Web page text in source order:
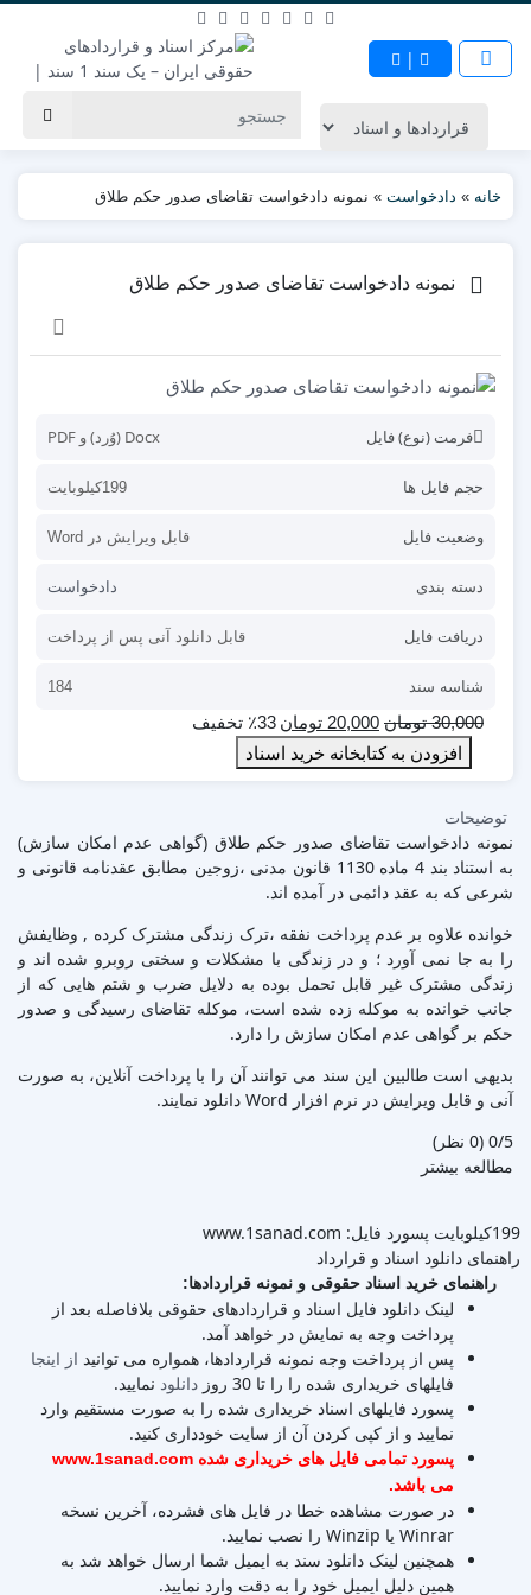
|
خانه » دادخواست » نمونه دادخواست تقاضای صدور حکم طلاق
نمونه دادخواست تقاضای صدور حکم طلاق
فرمت (نوع) فایل Docx (وُرد) و PDF
حجم فایل ها 199کیلوبایت
وضعیت فایل قابل ویرایش در Word
دسته بندی دادخواست
دریافت فایل قابل دانلود آنی پس از پرداخت
شناسه سند 184
30,000 تومان 20,000 تومان ٪33 تخفیف
افزودن به کتابخانه خرید اسناد
توضیحات
نمونه دادخواست تقاضای صدور حکم طلاق (گواهی عدم امکان سازش)
به استناد بند 4 ماده 1130 قانون مدنی ،زوجین مطابق عقدنامه قانونی و
شرعی که به عقد دائمی در آمده اند.
خوانده علاوه بر عدم پرداخت نفقه ،ترک زندگی مشترک کرده , وظایفش
را به جا نمی آورد ؛ و در زندگی با مشکلات و سختی روبرو شده اند و
زندگی مشترک غیر قابل تحمل بوده به دلایل ضرب و شتم هایی که از
جانب خوانده به موکله زده شده است، موکله تقاضای رسیدگی و صدور
حکم بر گواهی عدم امکان سازش را دارد.
بدیهی است طالبین این سند می توانند آن را با پرداخت آنلاین، به صورت
آنی و قابل ویرایش در نرم افزار Word دانلود نمایند.
‫0/5 ‫(0 نظر)
مطالعه بیشتر
199کیلوبایت
پسورد فایل: www.1sanad.com
راهنمای دانلود اسناد و قرارداد
راهنمای خرید اسناد حقوقی و نمونه قراردادها:
لینک دانلود فایل اسناد و قراردادهای حقوقی بلافاصله بعد از
پرداخت وجه به نمایش در خواهد آمد.
پس از پرداخت وجه نمونه قراردادها، همواره می توانید از اینجا
فایلهای خریداری شده را را تا 30 روز
دانلود نمایید.
پسورد فایلهای اسناد خریداری شده را به صورت مستقیم وارد
نمایید و از کپی کردن آن از سایت خودداری کنید.
پسورد تمامی فایل های خریداری شده www.1sanad.com
می باشد.
در صورت مشاهده خطا در فایل های فشرده، آخرین نسخه
Winrar یا Winzip را نصب نمایید.
همچنین لینک دانلود سند به ایمیل شما ارسال خواهد شد به
همین دلیل ایمیل خود را به دقت وارد نمایید.